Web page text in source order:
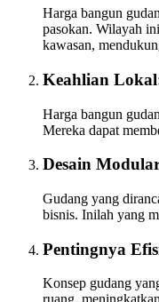
Harga bangun
pasokan. Wilayah
kawasan,
Keahlian
Harga bangun
Mereka dapat
Desain
Gudang yang
bisnis. Inilah yang
Pentingnya
Konsep gudang